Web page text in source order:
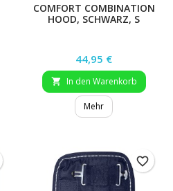
COMFORT COMBINATION
HOOD, SCHWARZ, S
Preis
44,95 €
 In den Warenkorb
Mehr
favorite_border